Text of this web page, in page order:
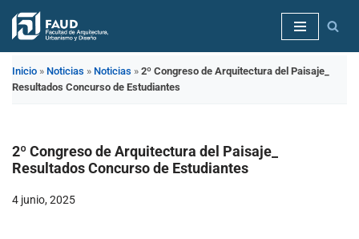
Saltar
contenido
Inicio » Noticias » Noticias » 2º Congreso de Arquitectura del Paisaje_
Resultados Concurso de Estudiantes
2º Congreso de Arquitectura del Paisaje_
Resultados Concurso de Estudiantes
4 junio, 2025